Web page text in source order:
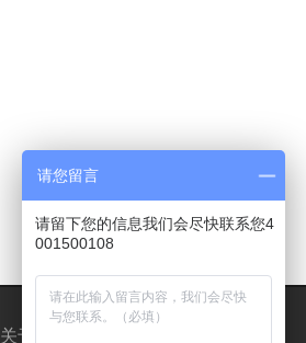
关于我们
请您留言
请留下您的信息我们会尽快联系您4
001500108